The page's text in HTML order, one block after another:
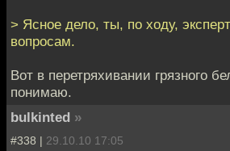
> Ясное дело, ты, по ходу,
вопросам.
Вот в перетряхивании грязного
понимаю.
bulkinted »
#338 | 29.10.10 17:05